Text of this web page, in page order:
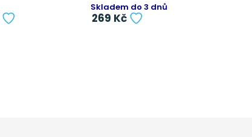
Skladem do 3 dnů
269 Kč